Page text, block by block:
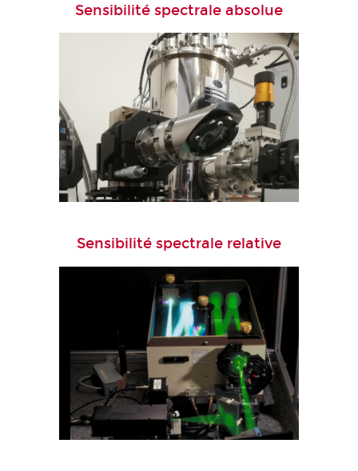
Sensibilité spectrale absolue
Sensibilité spectrale relative